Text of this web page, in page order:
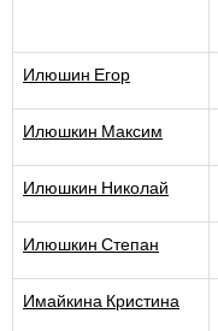
Илюшин Егор
Илюшкин Максим
Илюшкин Николай
Илюшкин Степан
Имайкина Кристина